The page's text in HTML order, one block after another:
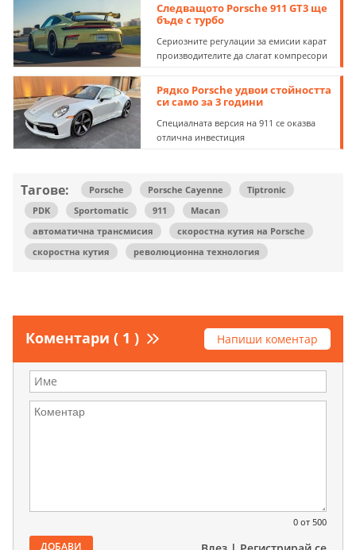
Следващото Porsche 911 GT3 ще
бъде с турбо
Сериозните регулации за емисии карат
производителите да слагат компресори
Рядко Porsche удвои стойността
си само за 3 години
Специалната версия на 911 се оказва
отлична инвестиция
Тагове: Porsche Porsche Cayenne
Tiptronic
PDK
Sportomatic 911
Macan
автоматична трансмисия
скоростна кутия на Porsche
скоростна кутия
революционна технология
Коментари ( 1 ) Напиши коментар
0 от 500
ДОБАВИ